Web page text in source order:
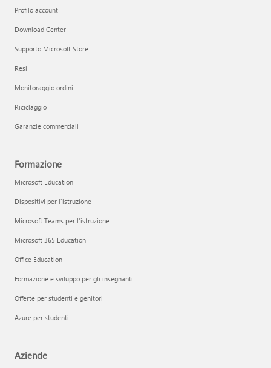
Profilo account
Download Center
Supporto Microsoft Store
Resi
Monitoraggio ordini
Riciclaggio
Garanzie commerciali
Formazione
Microsoft Education
Dispositivi per l'istruzione
Microsoft Teams per l'istruzione
Microsoft 365 Education
Office Education
Formazione e sviluppo per gli insegnanti
Offerte per studenti e genitori
Azure per studenti
Aziende